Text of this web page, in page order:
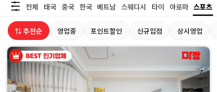
울
중
랑
구
전체
태국 중국 한국 베트남 스웨디시 타이 아로마 스포츠
⇅ 추천순 영업중 포인트할인 신규입점 상시영업